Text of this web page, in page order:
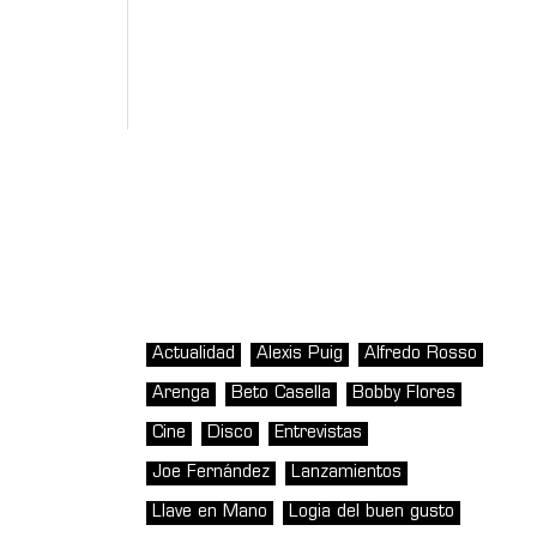
Actualidad Alexis Puig Alfredo Rosso
Arenga Beto Casella Bobby Flores
Cine Disco Entrevistas
Joe Fernández Lanzamientos
Llave en Mano Logia del buen gusto